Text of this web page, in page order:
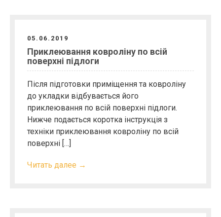
05.06.2019
Приклеювання ковроліну по всій
поверхні підлоги
Після підготовки приміщення та ковроліну
до укладки відбувається його
приклеювання по всій поверхні підлоги.
Нижче подається коротка інструкція з
техніки приклеювання ковроліну по всій
поверхні […]
Читать далее →